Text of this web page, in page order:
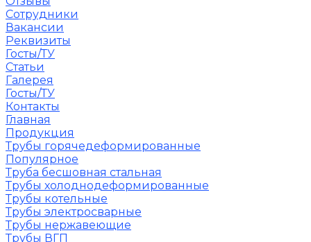
Сотрудники
Вакансии
Реквизиты
Госты/ТУ
Статьи
Галерея
Госты/ТУ
Контакты
Главная
Продукция
Трубы горячедеформированные
Популярное
Труба бесшовная стальная
Трубы холоднодеформированные
Трубы котельные
Трубы электросварные
Трубы нержавеющие
Трубы ВГП